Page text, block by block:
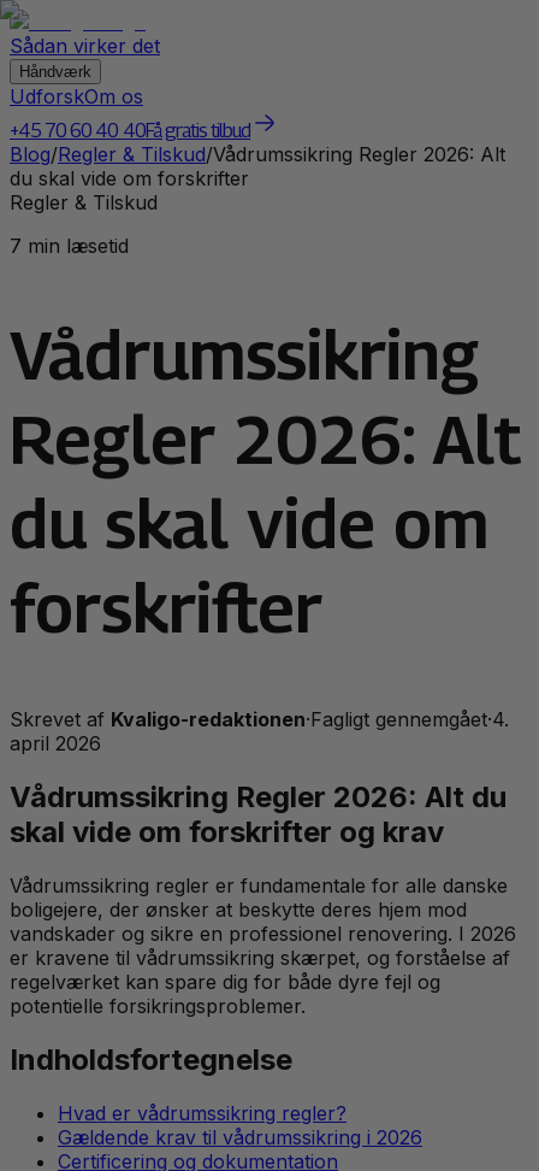
Sådan virker det
Håndværk
UdforskOm os
+45 70 60 40 40Få gratis tilbud
Blog/Regler & Tilskud/Vådrumssikring Regler 2026: Alt
du skal vide om forskrifter
Regler & Tilskud
7 min læsetid
Vådrumssikring
Regler 2026: Alt
du skal vide om
forskrifter
Skrevet af Kvaligo-redaktionen·Fagligt gennemgået·4.
april 2026
Vådrumssikring Regler 2026: Alt du
skal vide om forskrifter og krav
Vådrumssikring regler er fundamentale for alle danske
boligejere, der ønsker at beskytte deres hjem mod
vandskader og sikre en professionel renovering. I 2026
er kravene til vådrumssikring skærpet, og forståelse af
regelværket kan spare dig for både dyre fejl og
potentielle forsikringsproblemer.
Indholdsfortegnelse
Hvad er vådrumssikring regler?
Gældende krav til vådrumssikring i 2026
Certificering og dokumentation